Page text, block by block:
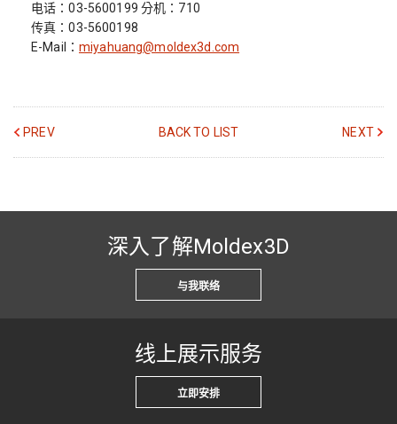
电话：03-5600199 分机：710
传真：03-5600198
E-Mail： miyahuang@moldex3d.com
PREV BACK TO LIST NEXT
深入了解Moldex3D
与我联络
线上展示服务
立即安排